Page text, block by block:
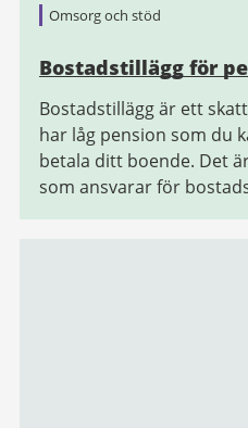
Omsorg och stöd
Bostadstillägg för
Bostadstillägg är ett
har låg pension som du
betala ditt boende. Det
som ansvarar för